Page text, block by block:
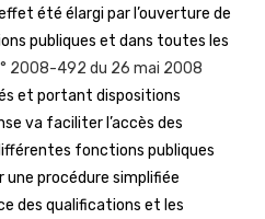
été élargi par l’ouverture de
publiques et dans toutes les
2008-492 du 26 mai 2008
et portant dispositions
va faciliter l’accès des
fonctions publiques
une procédure simplifiée
des qualifications et les